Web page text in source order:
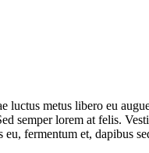
luctus metus libero eu
semper lorem at felis.
fermentum et, dapibus